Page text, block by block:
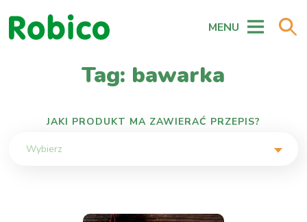
MENU
Tag: bawarka
JAKI PRODUKT MA ZAWIERAĆ PRZEPIS?
Wybierz